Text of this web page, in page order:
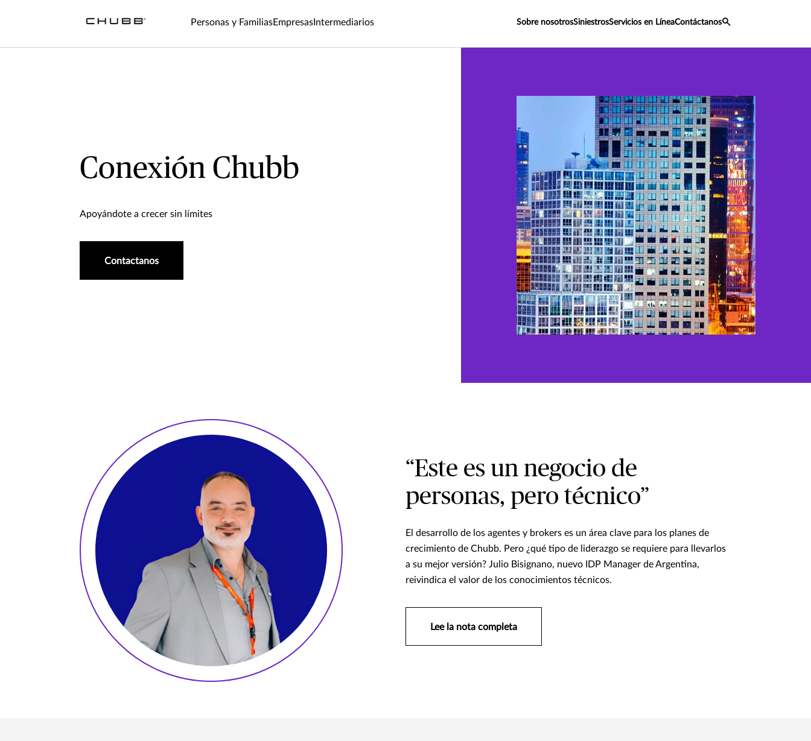
Personas y FamiliasEmpresas Intermediarios Sobre nosotrosSiniestrosServicios en LíneaContáctanos
Conexión Chubb
Apoyándote a crecer sin límites
Contactanos
“Este es un negocio de
personas, pero técnico”
El desarrollo de los agentes y brokers es un área clave para los planes de
crecimiento de Chubb. Pero ¿qué tipo de liderazgo se requiere para llevarlos
a su mejor versión? Julio Bisignano, nuevo IDP Manager de Argentina,
reivindica el valor de los conocimientos técnicos.
Lee la nota completa